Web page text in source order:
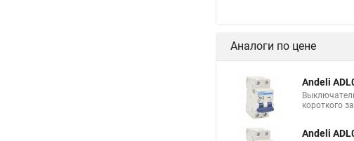
Аналоги по цене
Andeli
короткого
Andeli